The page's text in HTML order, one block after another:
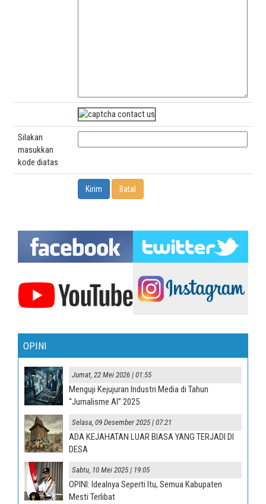
Silakan
masukkan
kode diatas
OPINI
Jumat, 22 Mei 2026 | 01:55
Menguji Kejujuran Industri Media di Tahun
“Jurnalisme AI” 2025
Selasa, 09 Desember 2025 | 07:21
ADA KEJAHATAN LUAR BIASA YANG TERJADI DI
DESA
Sabtu, 10 Mei 2025 | 19:05
OPINI: Idealnya Seperti Itu, Semua Kabupaten
Mesti Terlibat